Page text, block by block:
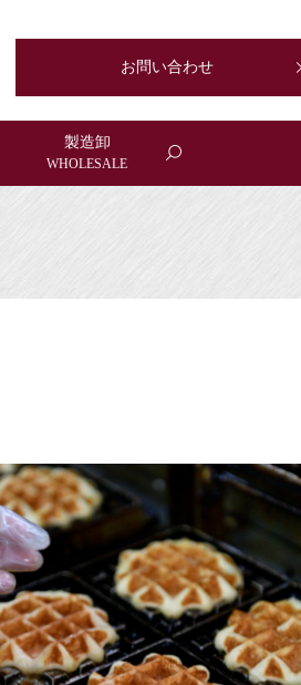
お問い合わせ
製造卸
WHOLESALE